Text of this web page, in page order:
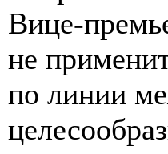
Вице-
не
по линии